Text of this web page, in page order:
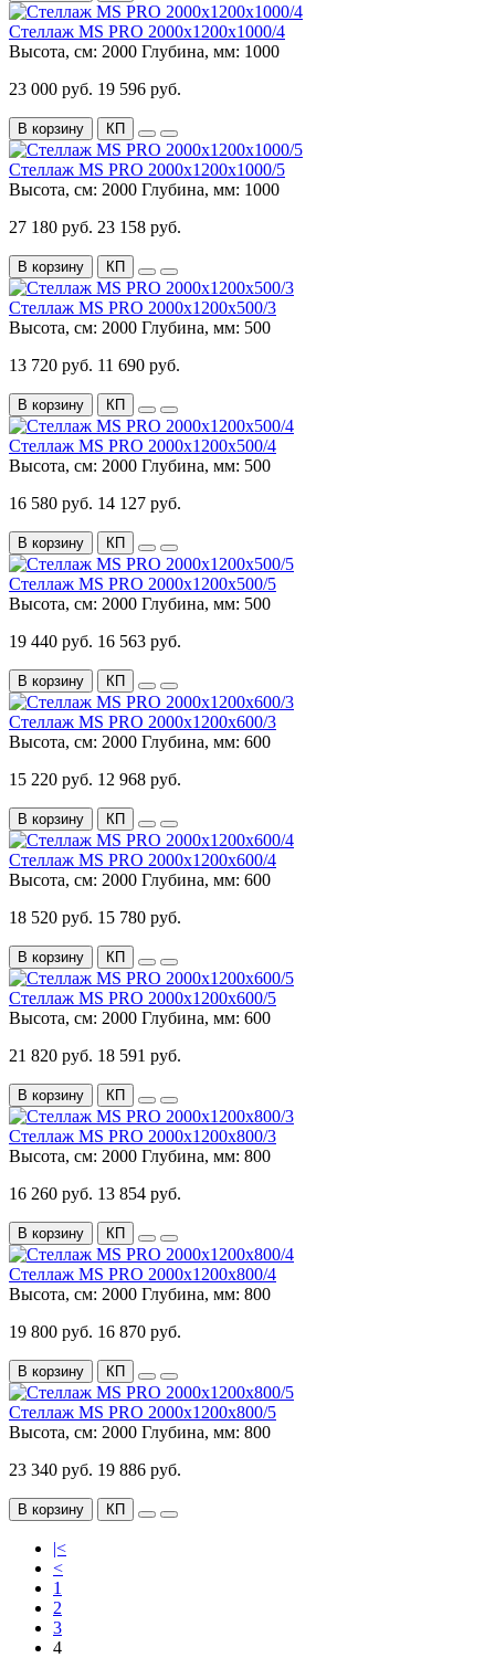
Стеллаж MS PRO 2000x1200x1000/4
Высота, см: 2000 Глубина, мм: 1000
23 000 руб. 19 596 руб.
В корзину КП
Стеллаж MS PRO 2000x1200x1000/5
Высота, см: 2000 Глубина, мм: 1000
27 180 руб. 23 158 руб.
В корзину КП
Стеллаж MS PRO 2000x1200x500/3
Высота, см: 2000 Глубина, мм: 500
13 720 руб. 11 690 руб.
В корзину КП
Стеллаж MS PRO 2000x1200x500/4
Высота, см: 2000 Глубина, мм: 500
16 580 руб. 14 127 руб.
В корзину КП
Стеллаж MS PRO 2000x1200x500/5
Высота, см: 2000 Глубина, мм: 500
19 440 руб. 16 563 руб.
В корзину КП
Стеллаж MS PRO 2000x1200x600/3
Высота, см: 2000 Глубина, мм: 600
15 220 руб. 12 968 руб.
В корзину КП
Стеллаж MS PRO 2000x1200x600/4
Высота, см: 2000 Глубина, мм: 600
18 520 руб. 15 780 руб.
В корзину КП
Стеллаж MS PRO 2000x1200x600/5
Высота, см: 2000 Глубина, мм: 600
21 820 руб. 18 591 руб.
В корзину КП
Стеллаж MS PRO 2000x1200x800/3
Высота, см: 2000 Глубина, мм: 800
16 260 руб. 13 854 руб.
В корзину КП
Стеллаж MS PRO 2000x1200x800/4
Высота, см: 2000 Глубина, мм: 800
19 800 руб. 16 870 руб.
В корзину КП
Стеллаж MS PRO 2000x1200x800/5
Высота, см: 2000 Глубина, мм: 800
23 340 руб. 19 886 руб.
В корзину КП
|<
<
1
2
3
4